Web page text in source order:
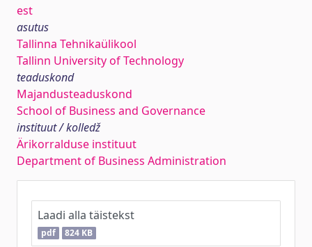
est
asutus
Tallinna Tehnikaülikool
Tallinn University of Technology
teaduskond
Majandusteaduskond
School of Business and Governance
instituut / kolledž
Ärikorralduse instituut
Department of Business Administration
Laadi alla täistekst
pdf 824 KB